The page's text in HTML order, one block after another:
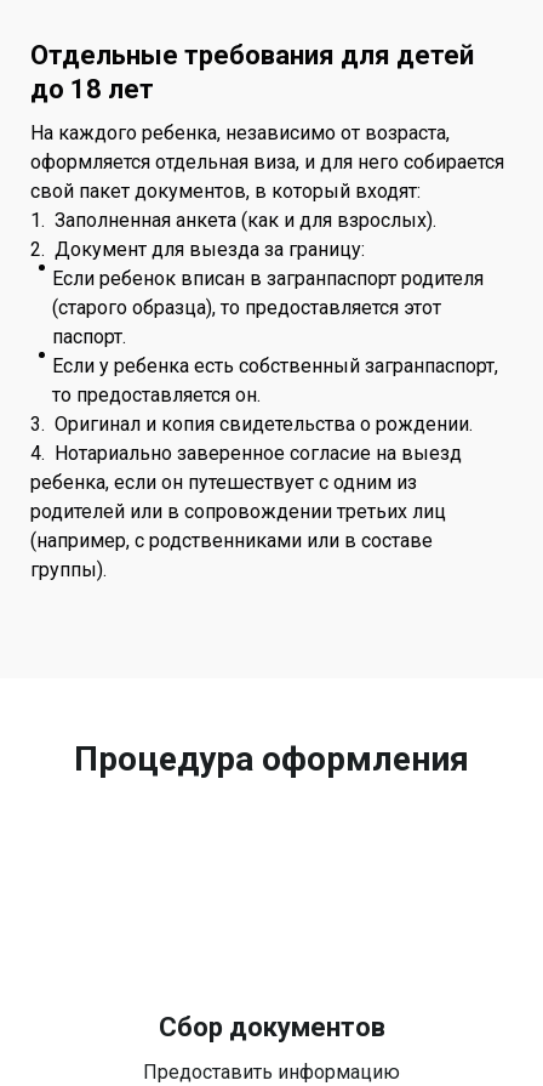
Отдельные требования для детей
до 18 лет
На каждого ребенка, независимо от возраста,
оформляется отдельная виза, и для него собирается
свой пакет документов, в который входят:
1. Заполненная анкета (как и для взрослых).
2. Документ для выезда за границу:
Если ребенок вписан в загранпаспорт родителя
(старого образца), то предоставляется этот
паспорт.
Если у ребенка есть собственный загранпаспорт,
то предоставляется он.
3. Оригинал и копия свидетельства о рождении.
4. Нотариально заверенное согласие на выезд
ребенка, если он путешествует с одним из
родителей или в сопровождении третьих лиц
(например, с родственниками или в составе
группы).
Процедура оформления
Сбор документов
Предоставить информацию